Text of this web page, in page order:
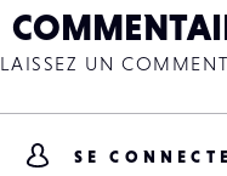
LAISSEZ UN
SE